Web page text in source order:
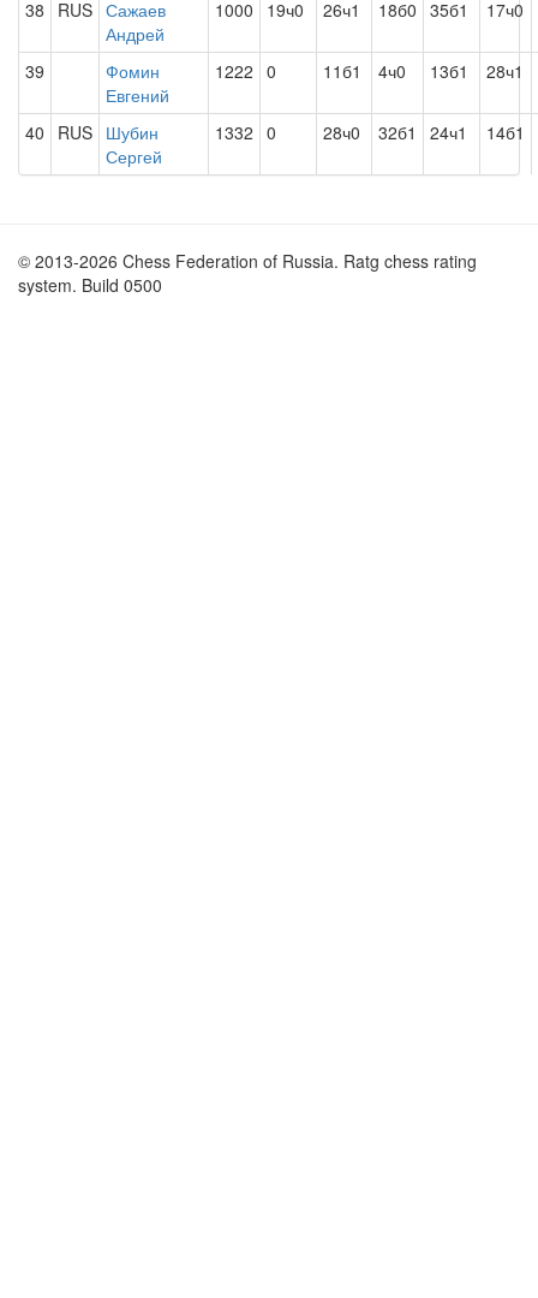
38 RUS Сажаев
Андрей
1000 19ч0 26ч1 18б0 35б1 17ч0
39
Фомин
Евгений
1222 0 11б1 4ч0 13б1 28ч1
40 RUS Шубин
Сергей
1332 0 28ч0 32б1 24ч1 14б1
© 2013-2026 Chess Federation of Russia. Ratg chess rating
system. Build 0500